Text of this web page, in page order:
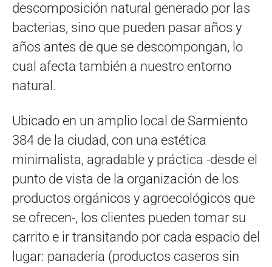
descomposición natural generado por las
bacterias, sino que pueden pasar años y
años antes de que se descompongan, lo
cual afecta también a nuestro entorno
natural.
Ubicado en un amplio local de Sarmiento
384 de la ciudad, con una estética
minimalista, agradable y práctica -desde el
punto de vista de la organización de los
productos orgánicos y agroecológicos que
se ofrecen-, los clientes pueden tomar su
carrito e ir transitando por cada espacio del
lugar: panadería (productos caseros sin